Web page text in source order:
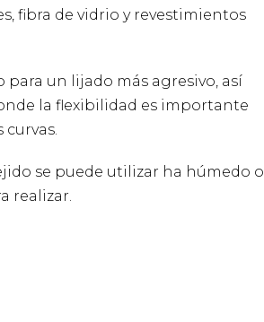
fibra de vidrio y revestimientos
un lijado más agresivo, así
la flexibilidad es importante
se puede utilizar ha húmedo o
realizar.